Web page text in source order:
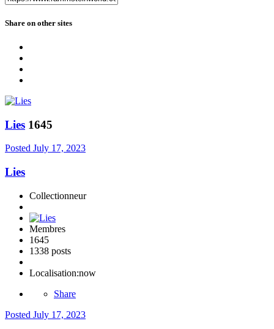
Share on other sites
Lies 1645
Posted July 17, 2023
Lies
Collectionneur
Membres
1645
1338 posts
Localisation:now
Share
Posted July 17, 2023